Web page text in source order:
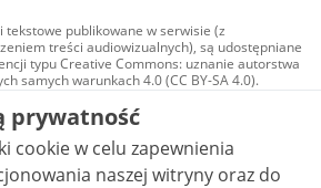
tekstowe publikowane w serwisie (z
treści audiowizualnych), są udostępniane
typu Creative Commons: uznanie autorstwa
samych warunkach 4.0 (CC BY-SA 4.0).
audiowizualne, w tym zdjęcia, materiały
wideo, są udostępniane na licencji typu
Commons: uznanie autorstwa użycie
- bez utworów zależnych 4.0 (CC BY-
4.0), o ile nie jest to stwierdzone inaczej.
prywatność
cookie w celu zapewnienia
naszej witryny oraz do